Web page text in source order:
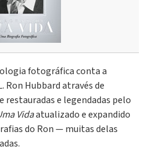
fotográfica conta a
Ron Hubbard através de
e legendadas pelo
Vidaatualizado e expandido
do Ron — muitas delas